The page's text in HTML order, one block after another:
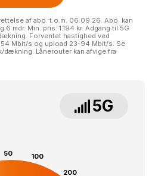
af abo. t.o.m. 06.09.26. Abo. kan
6 mdr. Min. pris: 1.194 kr. Adgang til 5G
Forventet hastighed ved
Mbit/s og upload 23-94 Mbit/s. Se
Lånerouter kan afvige fra
5G
50
100
200